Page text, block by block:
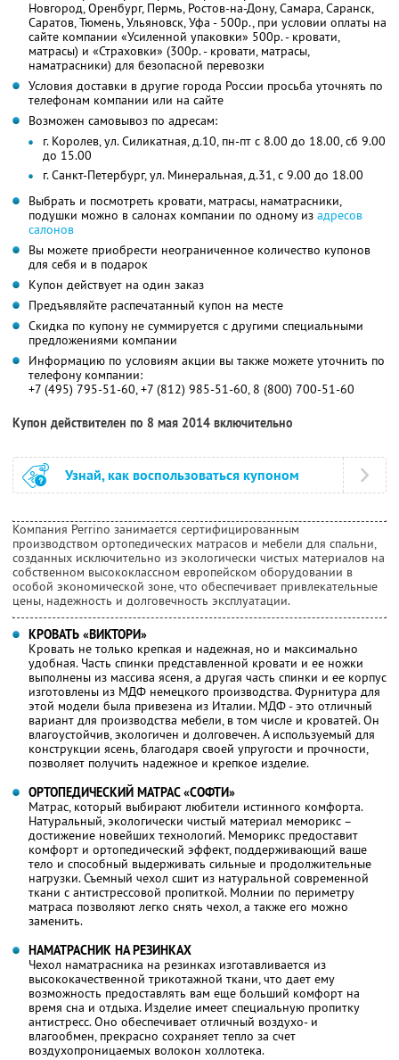
Новгород, Оренбург, Пермь, Ростов-на-Дону, Самара, Саранск,
Саратов, Тюмень, Ульяновск, Уфа - 500р., при условии оплаты на
сайте компании «Усиленной упаковки» 500р. - кровати,
матрасы) и «Страховки» (300р. - кровати, матрасы,
наматрасники) для безопасной перевозки
Условия доставки в другие города России просьба уточнять по
телефонам компании или на сайте
Возможен самовывоз по адресам:
г. Королев, ул. Силикатная, д.10, пн-пт с 8.00 до 18.00, сб 9.00
до 15.00
г. Санкт-Петербург, ул. Минеральная, д.31, с 9.00 до 18.00
Выбрать и посмотреть кровати, матрасы, наматрасники,
подушки можно в салонах компании по одному из адресов
салонов
Вы можете приобрести неограниченное количество купонов
для себя и в подарок
Купон действует на один заказ
Предъявляйте распечатанный купон на месте
Скидка по купону не суммируется с другими специальными
предложениями компании
Информацию по условиям акции вы также можете уточнить по
телефону компании:
+7 (495) 795-51-60, +7 (812) 985-51-60, 8 (800) 700-51-60
Купон действителен по 8 мая 2014 включительно
Узнай, как воспользоваться купоном
Компания Perrino занимается сертифицированным
производством ортопедических матрасов и мебели для спальни,
созданных исключительно из экологически чистых материалов на
собственном высококлассном европейском оборудовании в
особой экономической зоне, что обеспечивает привлекательные
цены, надежность и долговечность эксплуатации.
КРОВАТЬ «ВИКТОРИ»
Кровать не только крепкая и надежная, но и максимально
удобная. Часть спинки представленной кровати и ее ножки
выполнены из массива ясеня, а другая часть спинки и ее корпус
изготовлены из МДФ немецкого производства. Фурнитура для
этой модели была привезена из Италии. МДФ - это отличный
вариант для производства мебели, в том числе и кроватей. Он
влагоустойчив, экологичен и долговечен. А используемый для
конструкции ясень, благодаря своей упругости и прочности,
позволяет получить надежное и крепкое изделие.
ОРТОПЕДИЧЕСКИЙ МАТРАС «СОФТИ»
Матрас, который выбирают любители истинного комфорта.
Натуральный, экологически чистый материал меморикс –
достижение новейших технологий. Меморикс предоставит
комфорт и ортопедический эффект, поддерживающий ваше
тело и способный выдерживать сильные и продолжительные
нагрузки. Съемный чехол сшит из натуральной современной
ткани с антистрессовой пропиткой. Молнии по периметру
матраса позволяют легко снять чехол , а также его можно
заменить.
НАМАТРАСНИК НА РЕЗИНКАХ
Чехол наматрасника на резинках изготавливается из
высококачественной трикотажной ткани, что дает ему
возможность предоставлять вам еще больший комфорт на
время сна и отдыха. Изделие имеет специальную пропитку
антистресс. Оно обеспечивает отличный воздухо- и
влагообмен, прекрасно сохраняет тепло за счет
воздухопроницаемых волокон холлотека.